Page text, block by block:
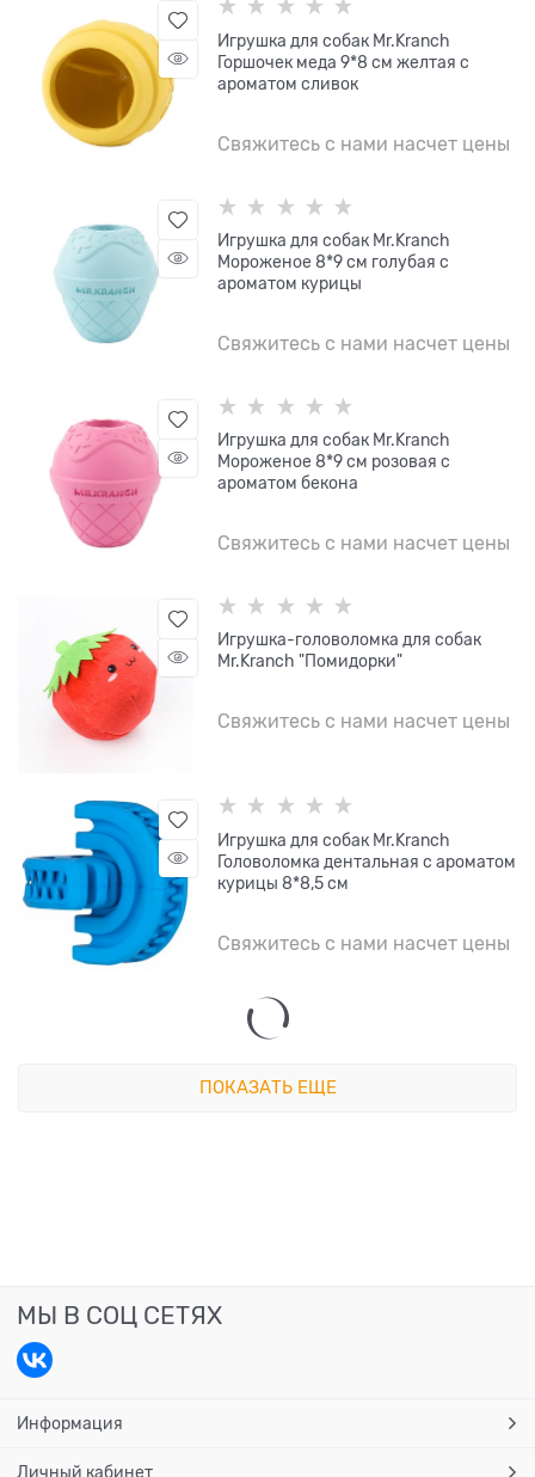
Игрушка для собак Mr.Kranch
Горшочек меда 9*8 см желтая с
ароматом сливок
Свяжитесь с нами насчет цены
Игрушка для собак Mr.Kranch
Мороженое 8*9 см голубая с
ароматом курицы
Свяжитесь с нами насчет цены
Игрушка для собак Mr.Kranch
Мороженое 8*9 см розовая с
ароматом бекона
Свяжитесь с нами насчет цены
Игрушка-головоломка для собак
Mr.Kranch "Помидорки"
Свяжитесь с нами насчет цены
Игрушка для собак Mr.Kranch
Головоломка дентальная с ароматом
курицы 8*8,5 см
Свяжитесь с нами насчет цены
ПОКАЗАТЬ ЕЩЕ
МЫ В СОЦ СЕТЯХ
Информация
Личный кабинет